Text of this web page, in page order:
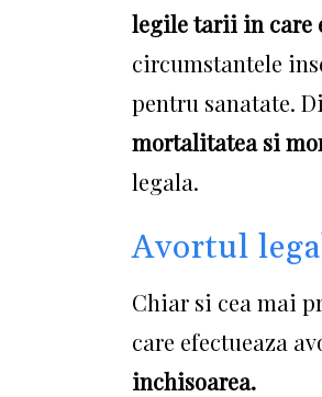
legile tarii in care
circumstantele
pentru sanatate.
mortalitatea si
legala.
Avortul
Chiar si cea mai
care efectueaza
inchisoarea.